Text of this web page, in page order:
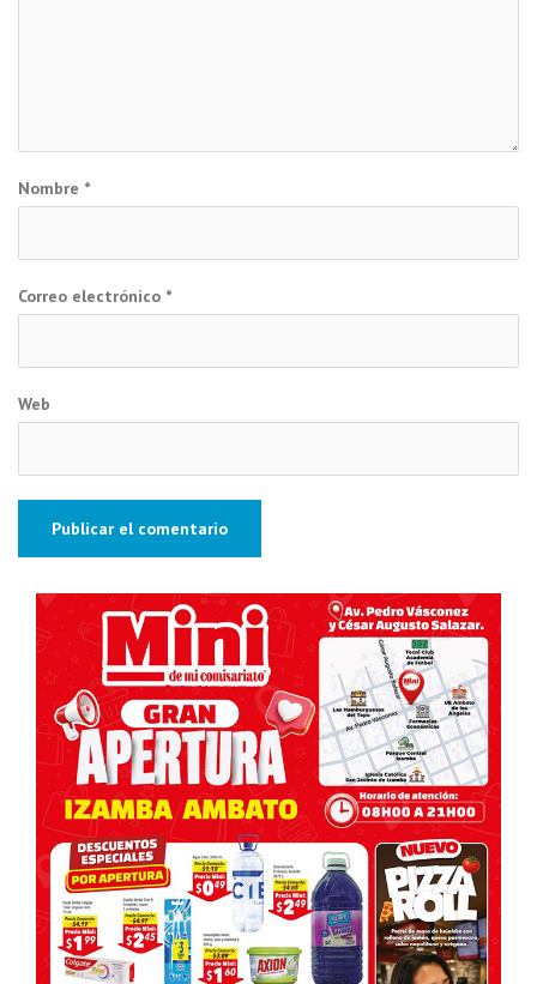
Nombre *
Correo electrónico *
Web